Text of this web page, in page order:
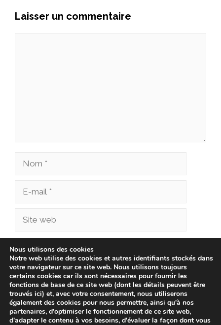
Laisser un commentaire
Nom
Site
Enregistrer mon nom, mon e-mail et mon site
dans le navigateur pour mon prochain
commentaire.
Nous utilisons des cookies
Notre web utilise des cookies et autres identifiants stockés dans
votre navigateur sur ce site web. Nous utilisons toujours
certains cookies car ils sont nécessaires pour fournir les
fonctions de base de ce site web (dont les détails peuvent être
trouvés ici) et, avec votre consentement, nous utiliserons
également des cookies pour nous permettre, ainsi qu'à nos
partenaires, d'optimiser le fonctionnement de ce site web,
d'adapter le contenu à vos besoins, d'évaluer la façon dont vous